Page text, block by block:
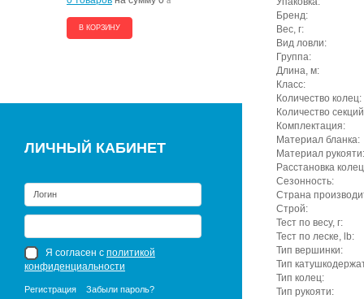
В КОРЗИНУ
ЛИЧНЫЙ КАБИНЕТ
Я согласен с политикой
конфиденциальности
Регистрация Забыли пароль?
Бренд:
Вес, г:
Вид ловли:
Группа:
Длина, м:
Класс:
Количество колец:
Количество
Комплектация:
Материал бланка:
Материал рукояти:
Расстановка
Сезонность:
Страна
Строй:
Тест по весу, г:
Тест по леске, lb:
Тип вершинки:
Тип
Тип колец:
Тип рукояти: